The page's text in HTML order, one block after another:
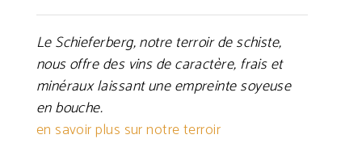
Le Schieferberg, notre terroir de schiste,
nous offre des vins de caractère, frais et
minéraux laissant une empreinte soyeuse
en bouche.
en savoir plus sur notre terroir